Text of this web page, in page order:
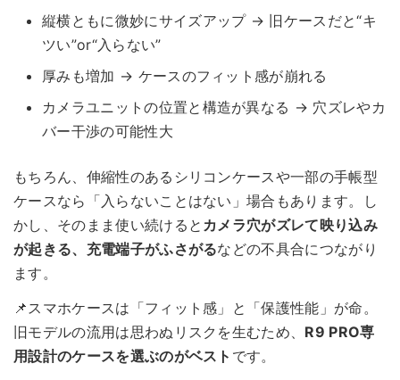
縦横ともに微妙にサイズアップ → 旧ケースだと“キ
ツい”or“入らない”
厚みも増加 → ケースのフィット感が崩れる
カメラユニットの位置と構造が異なる → 穴ズレやカ
バー干渉の可能性大
もちろん、伸縮性のあるシリコンケースや一部の手帳型
ケースなら「入らないことはない」場合もあります。し
かし、そのまま使い続けると カメラ穴がズレて映り込み
が起きる、充電端子がふさがるなどの不具合につながり
ます。
📌スマホケースは「フィット感」と「保護性能」が命。
旧モデルの流用は思わぬリスクを生むため、 R9 PRO専
用設計のケースを選ぶのがベスト です。